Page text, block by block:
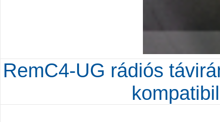
RemC4-UG rádiós